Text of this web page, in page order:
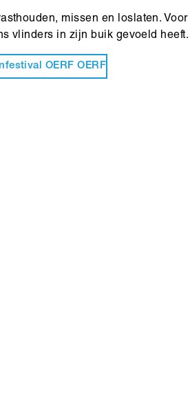
missen en loslaten. Voor
vlinders in zijn buik gevoeld heeft.
OERF OERF